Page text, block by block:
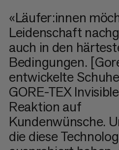
«Läufer:innen
Leidenschaft
auch in den
Bedingungen.
entwickelte
GORE-TEX
Reaktion auf
Kundenwünsche.
die diese